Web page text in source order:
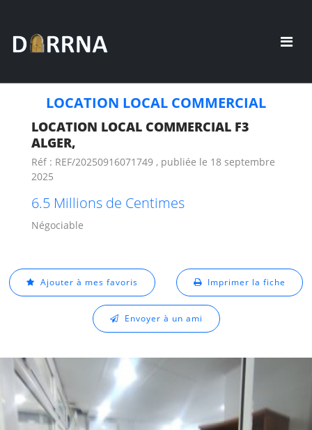
LOCATION LOCAL COMMERCIAL
LOCATION LOCAL COMMERCIAL F3
ALGER,
Réf : REF/20250916071749 , publiée le 18 septembre
2025
6.5 Millions de Centimes
Négociable
Ajouter à mes favoris Imprimer la fiche
Envoyer à un ami